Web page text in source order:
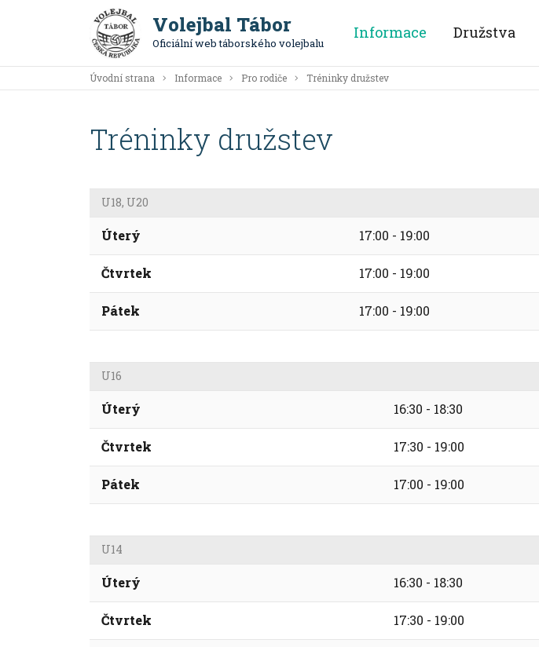
Volejbal Tábor
Oficiální web táborského volejbalu
Informace Družstva
Úvodní strana Informace Pro rodiče Tréninky družstev
Tréninky družstev
U18, U20
Úterý 17:00 - 19:00
Čtvrtek 17:00 - 19:00
Pátek 17:00 - 19:00
U16
Úterý 16:30 - 18:30
Čtvrtek 17:30 - 19:00
Pátek 17:00 - 19:00
U14
Úterý 16:30 - 18:30
Čtvrtek 17:30 - 19:00